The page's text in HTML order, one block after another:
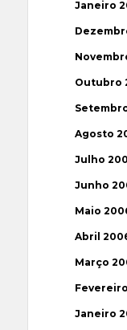
Janeiro
Outubro
Agosto
Julho
Junho
Maio
Abril
Março
Janeiro